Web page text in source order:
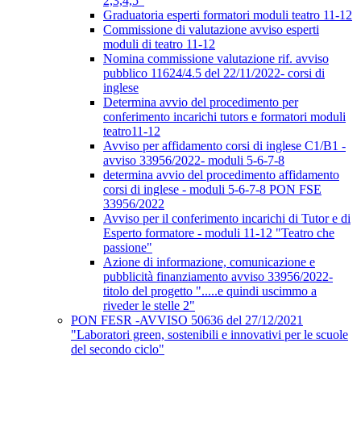
Graduatoria esperti formatori moduli teatro 11-12
Commissione di valutazione avviso esperti
moduli di teatro 11-12
Nomina commissione valutazione rif. avviso
pubblico 11624/4.5 del 22/11/2022- corsi di
inglese
Determina avvio del procedimento per
conferimento incarichi tutors e formatori moduli
teatro11-12
Avviso per affidamento corsi di inglese C1/B1 -
avviso 33956/2022- moduli 5-6-7-8
determina avvio del procedimento affidamento
corsi di inglese - moduli 5-6-7-8 PON FSE
33956/2022
Avviso per il conferimento incarichi di Tutor e di
Esperto formatore - moduli 11-12 "Teatro che
passione"
Azione di informazione, comunicazione e
pubblicità finanziamento avviso 33956/2022-
titolo del progetto ".....e quindi uscimmo a
riveder le stelle 2"
PON FESR -AVVISO 50636 del 27/12/2021
"Laboratori green, sostenibili e innovativi per le scuole
del secondo ciclo"